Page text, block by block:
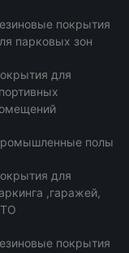
покрытия
парковых зон
для
полы
для
,гаражей,
покрытия